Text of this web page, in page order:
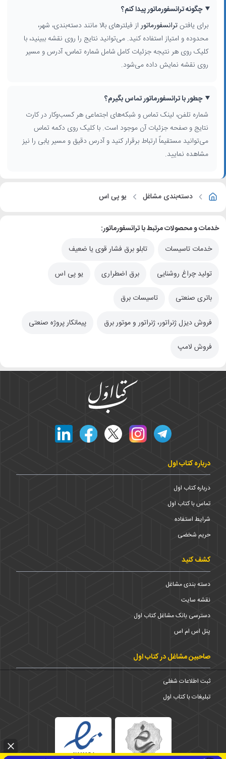
چگونه ترانسفورماتور پیدا کنم؟
برای یافتنترانسفورماتور از فیلترهای بالا مانند دسته‌بندی، شهر،
محدوده و امتیاز استفاده کنید. می‌توانید نتایج را روی نقشه ببینید، با
کلیک روی هر نتیجه جزئیات کامل شامل شماره تماس، آدرس و مسیر
روی نقشه نمایش داده می‌شود.
چطور با ترانسفورماتور تماس بگیرم؟
شماره تلفن، لینک تماس و شبکه‌های اجتماعی هر کسب‌وکار در کارت
نتایج و صفحه جزئیات آن موجود است. با کلیک روی دکمه تماس
می‌توانید مستقیماً ارتباط برقرار کنید و آدرس دقیق و مسیر یابی را نیز
مشاهده نمایید.
دسته‌بندی مشاغل یو پی اس
خدمات و محصولات مرتبط با ترانسفورماتور:
خدمات تاسیسات
تابلو برق فشار قوی یا ضعیف
تولید چراغ روشنایی برق اضطراری یو پی اس
باتری صنعتی تاسیسات برق
فروش دیزل ژنراتور، ژنراتور و موتور برق پیمانکار پروژه صنعتی
فروش لامپ
درباره کتاب اول
درباره کتاب اول
تماس با کتاب اول
شرایط استفاده
حریم شخضی
کشف کنید
دسته بندی مشاغل
نقشه سایت
دسترسی بانک مشاغل کتاب اول
پنل اس ام اس
صاحبین مشاغل در کتاب اول
ثبت اطلاعات شغلی
تبلیغات با کتاب اول